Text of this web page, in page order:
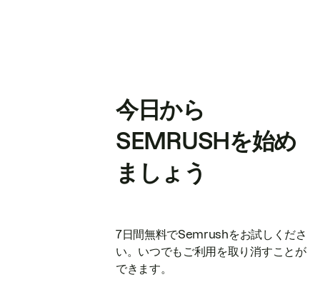
今日から
SEMRUSHを始め
ましょう
7日間無料でSemrushをお試しくださ
い。いつでもご利用を取り消すことが
できます。